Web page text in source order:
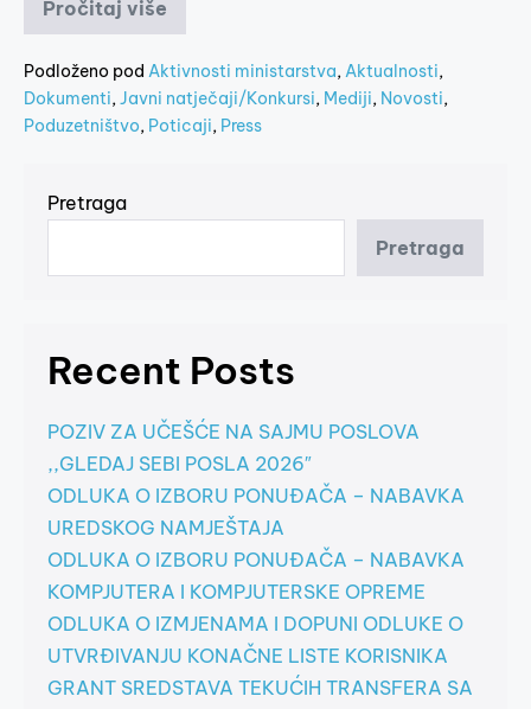
Pročitaj više
Podloženo pod Aktivnosti ministarstva, Aktualnosti,
Dokumenti, Javni natječaji/Konkursi, Mediji, Novosti,
Poduzetništvo, Poticaji, Press
Pretraga
Pretraga
Recent Posts
POZIV ZA UČEŠĆE NA SAJMU POSLOVA
,,GLEDAJ SEBI POSLA 2026″
ODLUKA O IZBORU PONUĐAČA – NABAVKA
UREDSKOG NAMJEŠTAJA
ODLUKA O IZBORU PONUĐAČA – NABAVKA
KOMPJUTERA I KOMPJUTERSKE OPREME
ODLUKA O IZMJENAMA I DOPUNI ODLUKE O
UTVRĐIVANJU KONAČNE LISTE KORISNIKA
GRANT SREDSTAVA TEKUĆIH TRANSFERA SA